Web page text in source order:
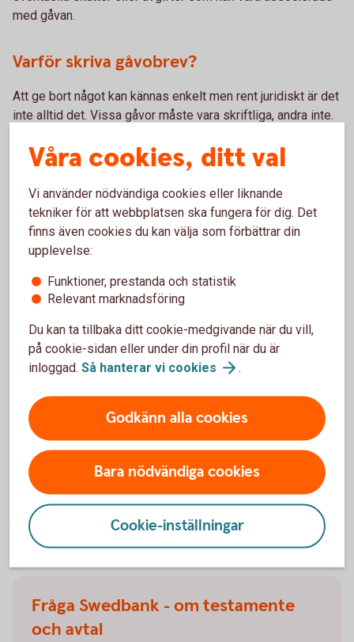
med gåvan.
Varför skriva gåvobrev?
Att ge bort något kan kännas enkelt men rent juridiskt är det
inte alltid det. Vissa gåvor måste vara skriftliga, andra inte.
enskild egendom. Genom att skriva ett gåvobrev kan ni
undvika eventuella oklarheter och konflikter längre fram.
Med ett gåvobrev tydliggör ni äganderätten och får ett
juridiskt skydd för givaren och mottagaren. Det kan även ha
skattemässiga fördelar och användas vid planering av arv
och arvsrätt.
Mall för testamente och gåvobrev
eller rådgivning?
av en jurist? Eller använda enkel mall och skriva
själv? Hos vår partner Familjens Jurist får du rabatt
som kund hos oss.
Välkommen till Familjens Jurist
(familjensjurist.se)
Fråga Swedbank - om testamente
och avtal
Våra cookies, ditt val
Vi använder nödvändiga cookies eller liknande
tekniker för att webbplatsen ska fungera för dig. Det
finns även cookies du kan välja som förbättrar din
upplevelse:
Funktioner, prestanda och statistik
Relevant marknadsföring
Du kan ta tillbaka ditt cookie-medgivande när du vill,
på cookie-sidan eller under din profil när du är
inloggad. Så hanterar vi cookies .
Godkänn alla cookies
Bara nödvändiga cookies
Cookie-inställningar